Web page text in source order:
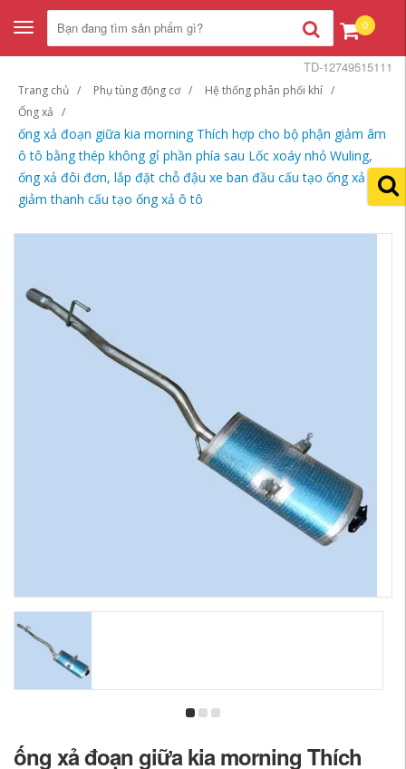
Toggle
navigation
0
Trang chủ Phụ tùng động cơ
Hệ thống phân phối khí
Ống xả
ống xả đoạn giữa kia morning Thích hợp cho bộ phận giảm âm
ô tô bằng thép không gỉ phần phía sau Lốc xoáy nhỏ Wuling,
ống xả đôi đơn, lắp đặt chỗ đậu xe ban đầu cấu tạo ống xả
giảm thanh cấu tạo ống xả ô tô
TD-12749515111
ống xả đoạn giữa kia morning Thích